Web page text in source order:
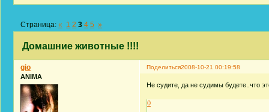
Домашние животные !!!!
Страница:« 1 2 3 4 5 »
Поделиться2008-10-21 00:19:58
gio
ANIMA
Не судите, да не судимы будете..что
0